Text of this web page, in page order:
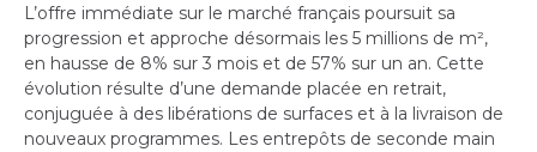
L’offre immédiate sur le marché français poursuit sa
progression et approche désormais les 5 millions de m²,
en hausse de 8% sur 3 mois et de 57% sur un an. Cette
évolution résulte d’une demande placée en retrait,
conjuguée à des libérations de surfaces et à la livraison de
nouveaux programmes. Les entrepôts de seconde main